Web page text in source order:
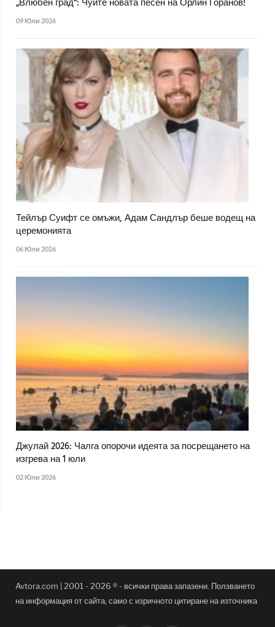
09 Юли 2026
Тейлър Суифт се омъжи, Адам Сандлър беше водещ на
церемонията
06 Юли 2026
Джулай 2026: Чалга опорочи идеята за посрещането на
изгрева на 1 юли
02 Юли 2026
Avtora.com | 2001 - 2026 ® - всички права запазени. Ползването
на информация от сайта, само с изричното цитиране на източника